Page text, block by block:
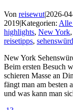
Von reisewut|2026-
2019|Kategorien: Alle
highlights, New York,
reisetipps,
New York
Beim ersten Besuch
schieren Masse an
fängt man am besten
und was kann man